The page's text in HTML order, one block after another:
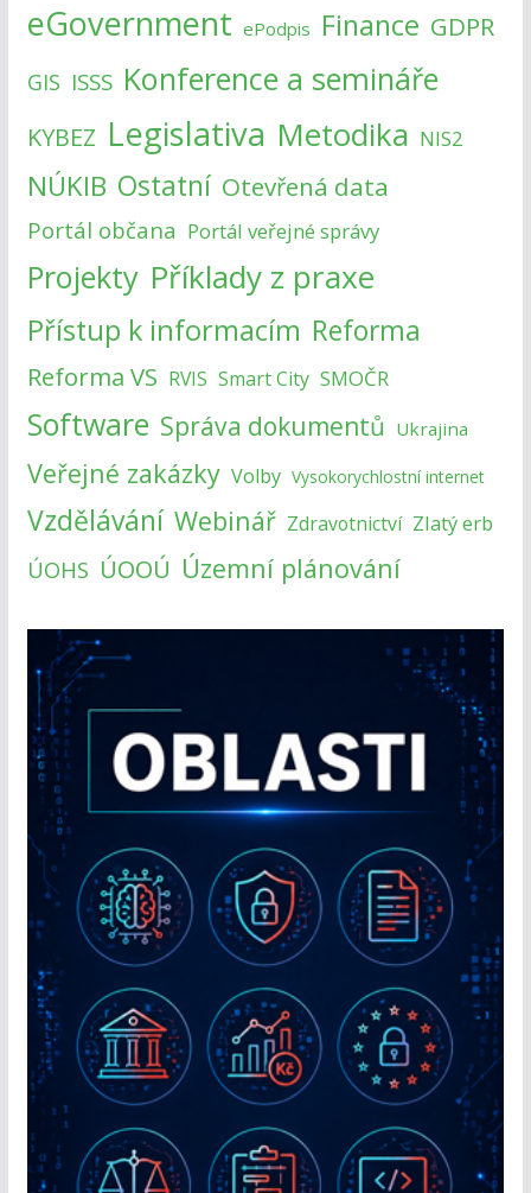
eGovernment ePodpis Finance GDPR
GIS ISSS Konference a semináře
KYBEZ Legislativa Metodika NIS2
NÚKIB Ostatní Otevřená data
Portál občana Portál veřejné správy
Projekty Příklady z praxe
Přístup k informacím Reforma
Reforma VS RVIS Smart City SMOČR
Software Správa dokumentů Ukrajina
Veřejné zakázky Volby Vysokorychlostní internet
Vzdělávání Webinář Zdravotnictví Zlatý erb
ÚOHS ÚOOÚ Územní plánování